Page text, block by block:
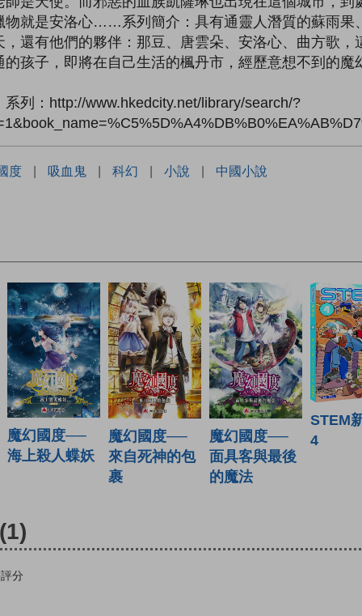
物就是安洛心……系列簡介：具有通靈人潛質的蘇雨果
，還有他們的夥伴：那豆、唐雲朵、安洛心、曲方歌，
的孩子，即將在自己生活的楓丹市，經歷意想不到的
系列：http://www.hkedcity.net/library/search/?
度 | 吸血鬼 | 科幻 | 小說 | 中國小說
魔幻國度──
海上殺人蝶妖
魔幻國度──
來自死神的包
裹
魔幻國度──
面具客與最後
的魔法
STEM
4
(1)
分